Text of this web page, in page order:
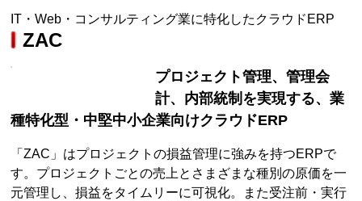
IT・Web・コンサルティング業に特化したクラウドERP
ZAC
プロジェクト管理、管理会
計、内部統制を実現する、業
種特化型・中堅中小企業向けクラウドERP
「ZAC」はプロジェクトの損益管理に強みを持つERPで
す。プロジェクトごとの売上とさまざまな種別の原価を一
元管理し、損益をタイムリーに可視化。また受注前・実行